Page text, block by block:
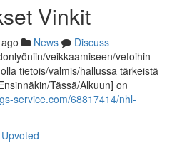
Vinkit
News
Discuss
veikkaamiseen/vetoihin
tietois/valmis/hallussa tärkeistä
Tässä/Alkuun] on
service.com/68817414/nhl-